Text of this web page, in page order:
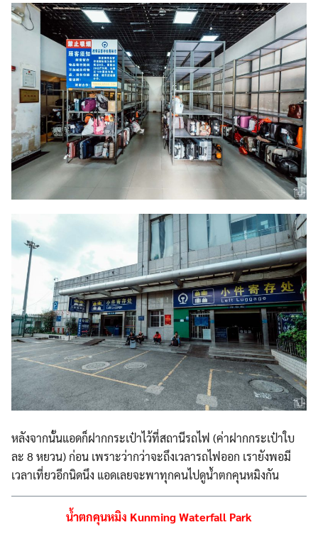
หลังจากนั้นแอดก็ฝากกระเป๋าไว้ที่สถานีรถไฟ (ค่าฝากกระเป๋าใบ
ละ 8 หยวน) ก่อน เพราะว่ากว่าจะถึงเวลารถไฟออก เรายังพอมี
เวลาเที่ยวอีกนิดนึง แอดเลยจะพาทุกคนไปดูน้ำตกคุนหมิงกัน
น้ำตกคุนหมิง Kunming Waterfall Park